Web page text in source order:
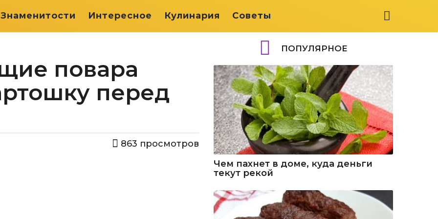
Знаменитости Интересное Кулинария Советы
повара
перед
863 просмотров
ПОПУЛЯРНОЕ
Чем пахнет в доме, куда деньги
текут рекой